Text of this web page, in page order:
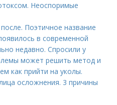
Неоспоримые
Поэтичное название
в современной
недавно. Спросили у
может решить метод и
как прийти на уколы.
осложнения. 3 причины